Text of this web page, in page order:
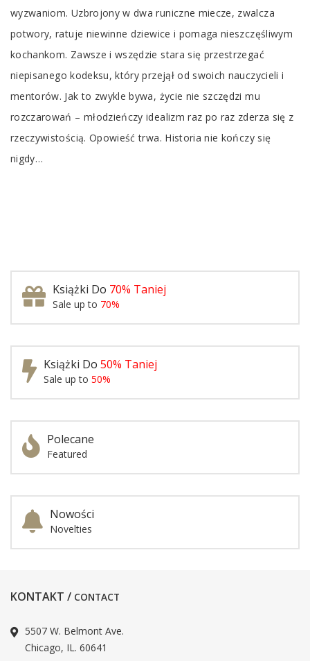
wyzwaniom. Uzbrojony w dwa runiczne miecze, zwalcza
potwory, ratuje niewinne dziewice i pomaga nieszczęśliwym
kochankom. Zawsze i wszędzie stara się przestrzegać
niepisanego kodeksu, który przejął od swoich nauczycieli i
mentorów. Jak to zwykle bywa, życie nie szczędzi mu
rozczarowań – młodzieńczy idealizm raz po raz zderza się z
rzeczywistością. Opowieść trwa. Historia nie kończy się
nigdy…
Książki Do 70% Taniej
Sale up to 70%
Książki Do 50% Taniej
Sale up to 50%
Polecane
Featured
Nowości
Novelties
KONTAKT / CONTACT
5507 W. Belmont Ave.
Chicago, IL. 60641